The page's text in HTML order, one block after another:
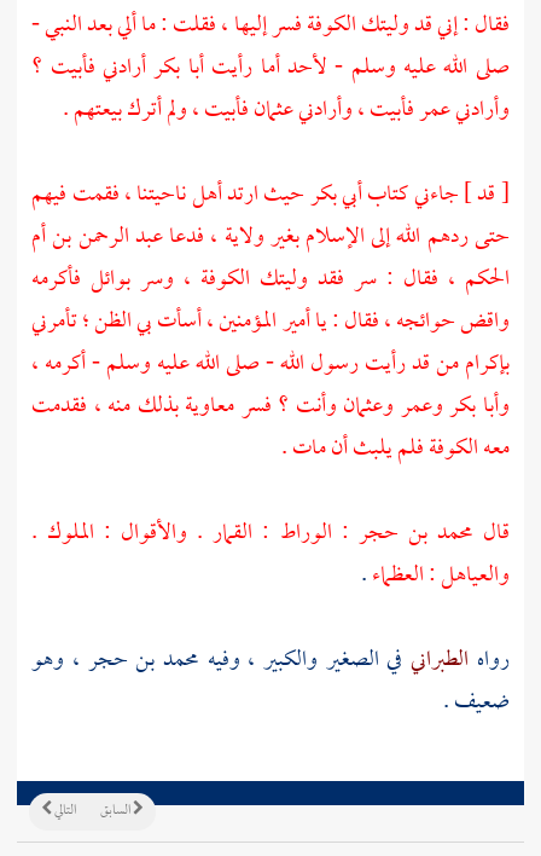
فقال : إني قد وليتكالكوفةفسر إليها ، فقلت : ما ألي بعد النبي -
صلى الله عليه وسلم - لأحد أما رأيتأبا بكرأرادني فأبيت ؟
وأرادنيعمرفأبيت ، وأرادنيعثمانفأبيت ، ولم أترك بيعتهم .
[ قد ] جاءني كتابأبي بكرحيث ارتد أهل ناحيتنا ، فقمت فيهم
حتى ردهم الله إلى الإسلام بغير ولاية ، فدعاعبد الرحمن بن أم
الحكم ، فقال : سر فقد وليتك الكوفة ، وسر بوائل فأكرمه
واقض حوائجه ، فقال : يا أمير المؤمنين ، أسأت بي الظن ؛ تأمرني
بإكرام من قد رأيت رسول الله - صلى الله عليه وسلم - أكرمه ،
وأبا بكروعمروعثمانوأنت ؟ فسرمعاويةبذلك منه ، فقدمت
معهالكوفةفلم يلبث أن مات .
قال محمد بن حجر : الوراط : القمار . والأقوال : الملوك .
والعياهل : العظماء.
رواه الطبراني في الصغير والكبير ، وفيه محمد بن حجر ، وهو
ضعيف .
التالي السابق